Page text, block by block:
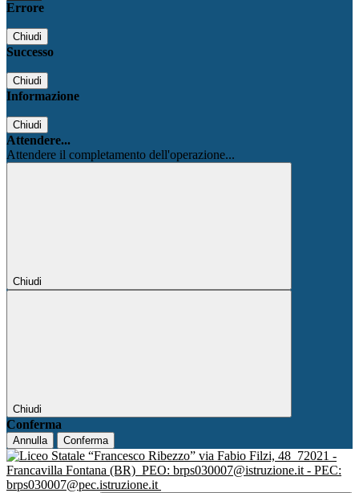
Errore
Chiudi
Successo
Chiudi
Informazione
Chiudi
Attendere...
Attendere il completamento dell'operazione...
Chiudi
Chiudi
Conferma
Annulla Conferma
via Fabio Filzi, 48 72021 -
Francavilla Fontana (BR) PEO: brps030007@istruzione.it - PEC:
brps030007@pec.istruzione.it